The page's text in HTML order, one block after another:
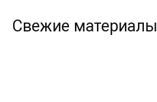
Свежие материалы